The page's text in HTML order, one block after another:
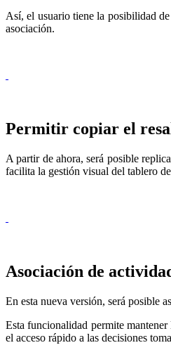
Así, el usuario tiene la posibilidad
asociación.
Permitir copiar el
A partir de ahora, será posible
facilita la gestión visual del tablero
Asociación de
En esta nueva versión, será posible
Esta funcionalidad permite
el acceso rápido a las decisiones